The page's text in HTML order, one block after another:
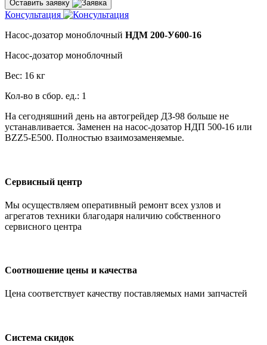
Оставить заявку
Консультация
Насос-дозатор моноблочный НДМ 200-У600-16
Насос-дозатор моноблочный
Вес: 16 кг
Кол-во в сбор. ед.: 1
На сегодняшний день на автогрейдер ДЗ-98 больше не
устанавливается. Заменен на насос-дозатор НДП 500-16 или
BZZ5-E500. Полностью взаимозаменяемые.
Сервисный центр
Мы осуществляем оперативный ремонт всех узлов и
агрегатов техники благодаря наличию собственного
сервисного центра
Соотношение цены и качества
Цена соответствует качеству поставляемых нами запчастей
Система скидок